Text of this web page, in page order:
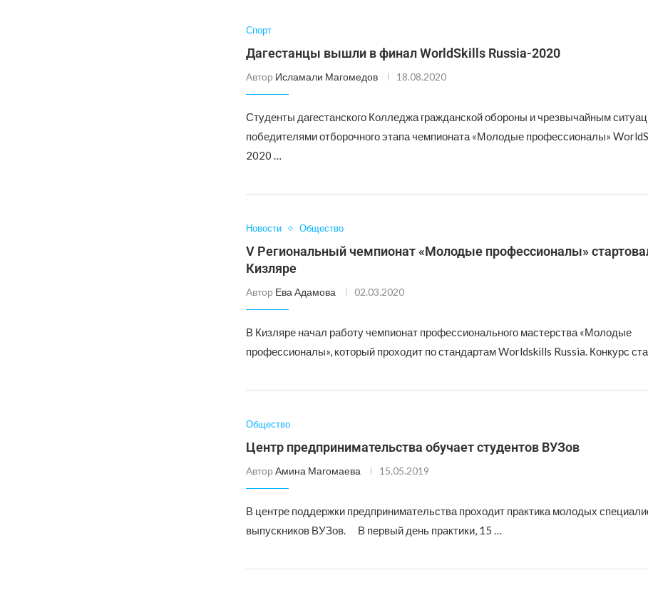
Спорт
Дагестанцы вышли в финал WorldSkills Russia-2020
Автор Исламали Магомедов 18.08.2020
Студенты дагестанского Колледжа гражданской обороны и чрезвычайным
победителями отборочного этапа чемпионата «Молодые профессионалы»
2020 …
Новости Общество
V Региональный чемпионат «Молодые профессионалы»
Кизляре
Автор Ева Адамова 02.03.2020
В Кизляре начал работу чемпионат профессионального мастерства «Молодые
профессионалы», который проходит по стандартам Worldskills Russia. Конкурс
Общество
Центр предпринимательства обучает студентов ВУЗов
Автор Амина Магомаева 15.05.2019
В центре поддержки предпринимательства проходит практика молодых
выпускников ВУЗов. ⠀ В первый день практики, 15 …